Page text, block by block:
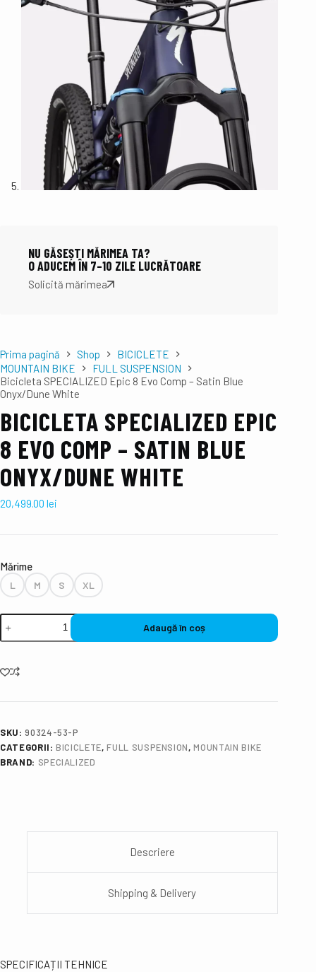
NU GĂSEȘTI MĂRIMEA TA?
O ADUCEM ÎN 7–10 ZILE LUCRĂTOARE
Solicită mărimea
Prima pagină Shop
BICICLETE
MOUNTAIN BIKE
FULL SUSPENSION
Bicicleta SPECIALIZED Epic 8 Evo Comp – Satin Blue
Onyx/Dune White
BICICLETA SPECIALIZED EPIC
8 EVO COMP – SATIN BLUE
ONYX/DUNE WHITE
20,499.00 lei
Mǎrime
L M S XL
Adaugă în coș
SKU:90324-53-P
CATEGORII:BICICLETE,FULL SUSPENSION,MOUNTAIN BIKE
BRAND: SPECIALIZED
Descriere
Shipping & Delivery
SPECIFICAȚII TEHNICE